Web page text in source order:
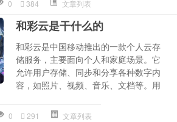
0 384 文章列表
和彩云是干什么的
和彩云是中国移动推出的一款个人云存
储服务，主要面向个人和家庭场景。它
允许用户存储、同步和分享各种数字内
容，如照片、视频、音乐、文档等。用
0 291 文章列表